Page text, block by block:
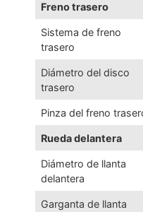
Freno trasero
Sistema de freno
trasero
Diámetro del disco
trasero
Pinza del freno
Rueda delantera
Diámetro de llanta
delantera
Garganta de llanta